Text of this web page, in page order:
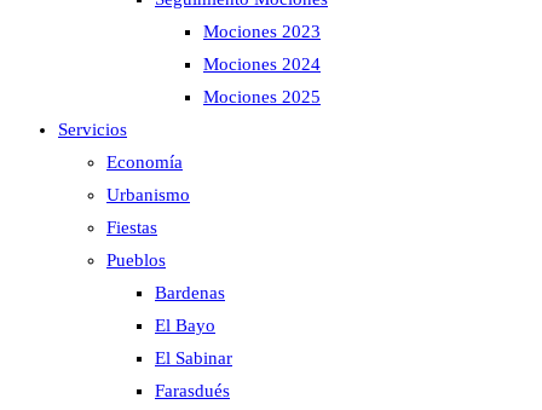
Mociones 2023
Mociones 2024
Mociones 2025
Servicios
Economía
Urbanismo
Fiestas
Pueblos
Bardenas
El Bayo
El Sabinar
Farasdués